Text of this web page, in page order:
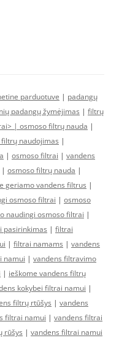
parduotuve | padangų
padangų žymėjimas | filtrų
| osmoso filtrų nauda |
naudojimas |
| osmoso filtrai | vandens
| osmoso filtrų nauda |
geriamo vandens filtrus |
osmoso filtrai | osmoso
naudingi osmoso filtrai |
pasirinkimas | filtrai
| filtrai namams | vandens
namui | vandens filtravimo
| ieškome vandens filtrų
kokybei filtrai namui |
filtrų rtūšys | vandens
filtrai namui | vandens filtrai
rūšys | vandens filtrai namui